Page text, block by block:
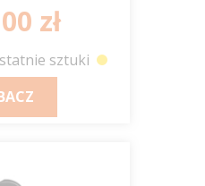
zł
sztuki